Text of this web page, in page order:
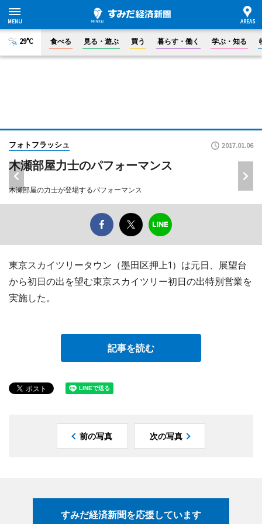
29°C 食べる 見る・遊ぶ 買う 暮らす・働く 学ぶ・知る
フォトフラッシュ 2017.01.06
木瀬部屋力士のパフォーマンス
木瀬部屋の力士が登場するパフォーマンス
東京スカイツリータウン（墨田区押上1）は元日、展望台
から初日の出を望む東京スカイツリー初日の出特別営業を
実施した。
記事を読む
前の写真 次の写真
すみだ経済新聞を応援しています